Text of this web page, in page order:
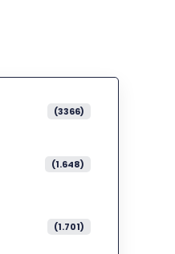
(3366)
(1.648)
(1.701)